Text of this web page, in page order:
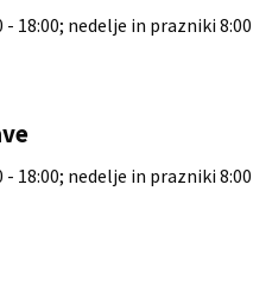
18:00; nedelje in prazniki 8:00
18:00; nedelje in prazniki 8:00